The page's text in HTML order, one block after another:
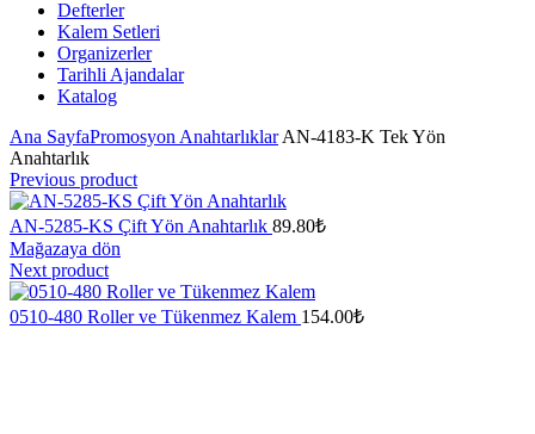
Promosyon Tarihli Ajandalar
Promosyon Teknoloji Ürünleri
Promosyon Telefon Standları
Promosyon Termoslar
Promosyon Tişörtler
Defterler
Kalem Setleri
Organizerler
Tarihli Ajandalar
Katalog
Ana SayfaPromosyon AnahtarlıklarAN-4183-K Tek Yön
Anahtarlık
Previous product
AN-5285-KS Çift Yön Anahtarlık 89.80₺
Mağazaya dön
Next product
0510-480 Roller ve Tükenmez Kalem 154.00₺